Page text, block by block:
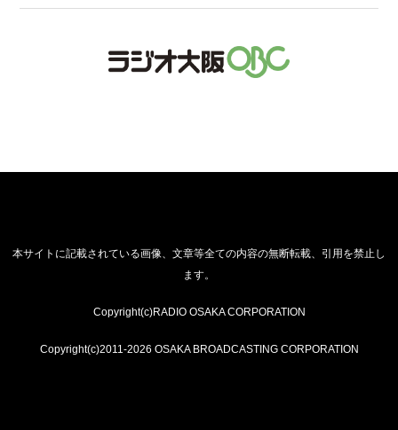
本サイトに記載されている画像、文章等全ての内容の無断転載、引用を禁止し
ます。
Copyright(c)RADIO OSAKA CORPORATION
Copyright(c)2011-2026 OSAKA BROADCASTING CORPORATION